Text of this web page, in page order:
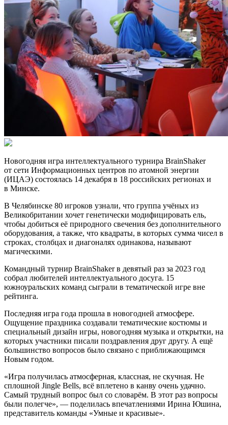
Новогодняя игра интеллектуального турнира BrainShaker
от сети Информационных центров по атомной энергии
(ИЦАЭ) состоялась 14 декабря в 18 российских регионах и
в Минске.
В Челябинске 80 игроков узнали, что группа учёных из
Великобритании хочет генетически модифицировать ель,
чтобы добиться её природного свечения без дополнительного
оборудования, а также, что квадраты, в которых сумма чисел в
строках, столбцах и диагоналях одинакова, называют
магическими.
Командный турнир BrainShaker в девятый раз за 2023 год
собрал любителей интеллектуального досуга. 15
южноуральских команд сыграли в тематической игре вне
рейтинга.
Последняя игра года прошла в новогодней атмосфере.
Ощущение праздника создавали тематические костюмы и
специальный дизайн игры, новогодняя музыка и открытки, на
которых участники писали поздравления друг другу. А ещё
большинство вопросов было связано с приближающимся
Новым годом.
«Игра получилась атмосферная, классная, не скучная. Не
сплошной Jingle Bells, всё вплетено в канву очень удачно.
Самый трудный вопрос был со словарём. В этот раз вопросы
были полегче», — поделилась впечатлениями Ирина Юшина,
представитель команды «Умные и красивые».